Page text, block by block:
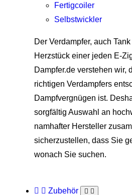
Fertigcoiler
Selbstwickler
Der Verdampfer, auch
Herzstück einer jeden E-
Dampfer.de verstehen wir,
richtigen Verdampfers
Dampfvergnügen ist.
sorgfältig Auswahl an
namhafter Hersteller
sicherzustellen, dass Sie
wonach Sie suchen.
Zubehör